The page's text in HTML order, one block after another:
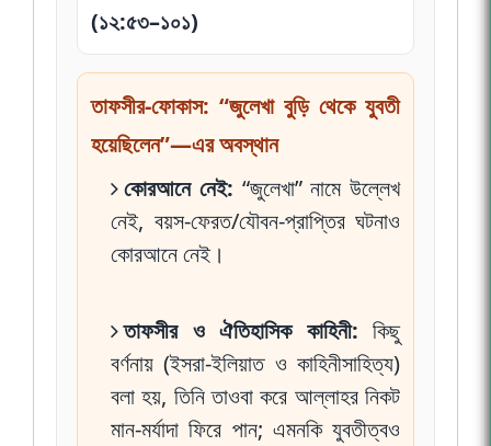
(১২:৫৩–১০১)
তাফসীর-ফোকাস: “জুলেখা বুড়ি থেকে যুবতী
হয়েছিলেন”—এর অবস্থান
কোরআনে নেই: “জুলেখা” নামে উল্লেখ
নেই, বয়স-ফেরত/যৌবন-প্রাপ্তির ঘটনাও
কোরআনে নেই।
তাফসীর ও ঐতিহাসিক কাহিনী: কিছু
বর্ণনায় (ইসরা-ইলিয়াত ও কাহিনীসাহিত্য)
বলা হয়, তিনি তাওবা করে আল্লাহর নিকট
মান-মর্যাদা ফিরে পান; এমনকি যুবতীত্বও